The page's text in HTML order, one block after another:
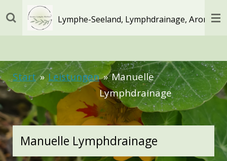
Zum
Hauptinhalt
Lymphe-Seeland, Lymphdrainage,
Start » Leistungen » Manuelle
Lymphdrainage
Manuelle Lymphdrainage